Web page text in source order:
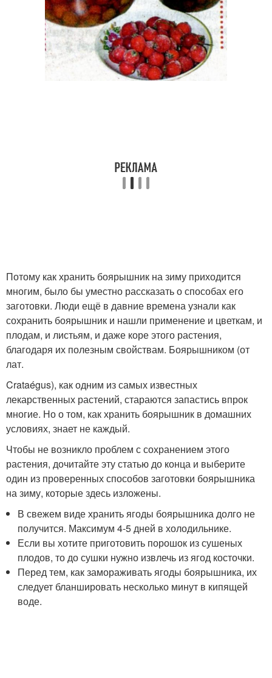
Потому как хранить боярышник на зиму приходится
многим, было бы уместно рассказать о способах его
заготовки. Люди ещё в давние времена узнали как
сохранить боярышник и нашли применение и цветкам, и
плодам, и листьям, и даже коре этого растения,
благодаря их полезным свойствам. Боярышником (от
лат.
Crataégus), как одним из самых известных
лекарственных растений, стараются запастись впрок
многие. Но о том, как хранить боярышник в домашних
условиях, знает не каждый.
Чтобы не возникло проблем с сохранением этого
растения, дочитайте эту статью до конца и выберите
один из проверенных способов заготовки боярышника
на зиму, которые здесь изложены.
В свежем виде хранить ягоды боярышника долго не
получится. Максимум 4-5 дней в холодильнике.
Если вы хотите приготовить порошок из сушеных
плодов, то до сушки нужно извлечь из ягод косточки.
Перед тем, как замораживать ягоды боярышника, их
следует бланшировать несколько минут в кипящей
воде.